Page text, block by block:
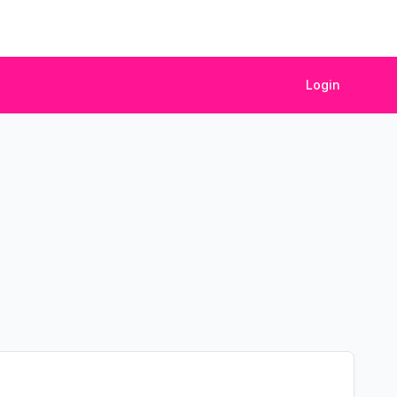
Login